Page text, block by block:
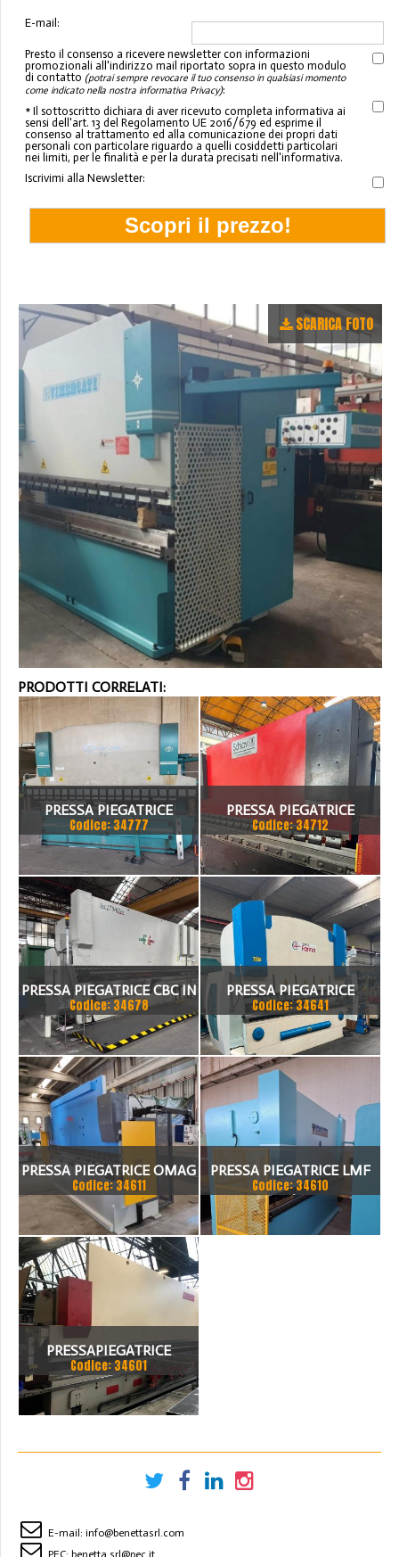
E-mail:
Presto il consenso a ricevere newsletter con informazioni
promozionali all'indirizzo mail riportato sopra in questo modulo
di contatto (potrai sempre revocare il tuo consenso in qualsiasi momento
come indicato nella nostra informativa Privacy):
* Il sottoscritto dichiara di aver ricevuto completa informativa ai
sensi dell'art. 13 del Regolamento UE 2016/679 ed esprime il
consenso al trattamento ed alla comunicazione dei propri dati
personali con particolare riguardo a quelli cosiddetti particolari
nei limiti, per le finalità e per la durata precisati nell'informativa.
Iscrivimi alla Newsletter:
SCARICA FOTO
PRODOTTI CORRELATI:
PRESSA PIEGATRICE
VIMERCATI 80X4175
Codice: 34777
PRESSA PIEGATRICE
SCHIAVI 6 ASSI 3000 X 100
TON
Codice: 34712
PRESSA PIEGATRICE CBC IN
TANDEM
Codice: 34678
PRESSA PIEGATRICE
FARINA 3000 X 130 TON
Codice: 34641
PRESSA PIEGATRICE OMAG
EPB 10036100 TON X 4MT
Codice: 34611
PRESSA PIEGATRICE LMF
100 TON. / 4100MM
Codice: 34610
PRESSAPIEGATRICE
BEYELER DEL 2002 A CNC
7.200 MM X 200 TON
Codice: 34601
E-mail: info@benettasrl.com
PEC: benetta.srl@pec.it